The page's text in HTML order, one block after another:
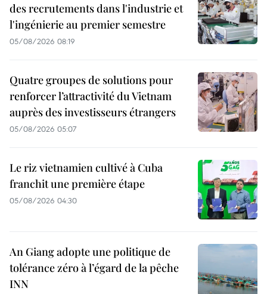
des recrutements dans l'industrie et
l'ingénierie au premier semestre
05/08/2026 08:19
Quatre groupes de solutions pour
renforcer l’attractivité du Vietnam
auprès des investisseurs étrangers
05/08/2026 05:07
Le riz vietnamien cultivé à Cuba
franchit une première étape
05/08/2026 04:30
An Giang adopte une politique de
tolérance zéro à l’égard de la pêche
INN